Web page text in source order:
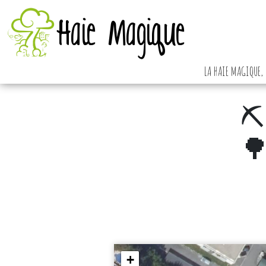
Haie Magique
LA HAIE MAGIQUE,
⛏️
+